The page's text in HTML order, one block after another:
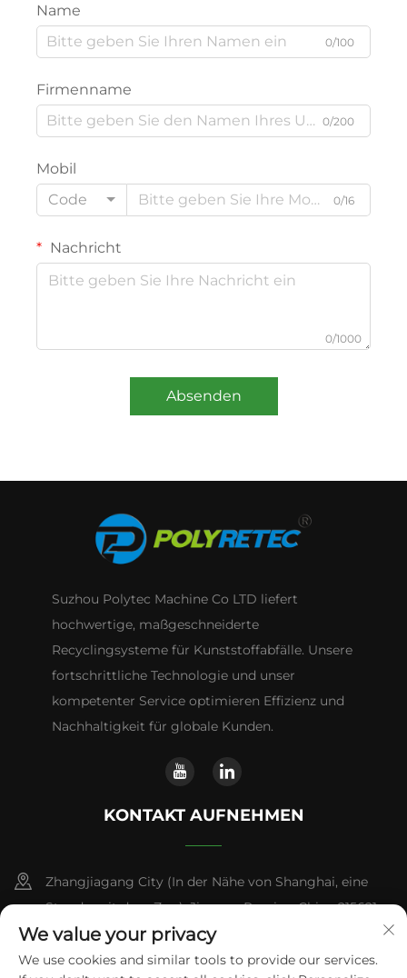
Name
0/100
Firmenname
0/200
Mobil
Code
0/16
Nachricht
0/1000
Absenden
Suzhou Polytec Machine Co LTD liefert
hochwertige, maßgeschneiderte
Recyclingsysteme für Kunststoffabfälle. Unsere
fortschrittliche Technologie und unser
kompetenter Service optimieren Effizienz und
Nachhaltigkeit für globale Kunden.
KONTAKT AUFNEHMEN
Zhangjiagang City (In der Nähe von Shanghai, eine
Stunde mit dem Zug), Jiangsu-Provinz, China 215621
+86-13338664103
We value your privacy
We use cookies and similar tools to provide our services.